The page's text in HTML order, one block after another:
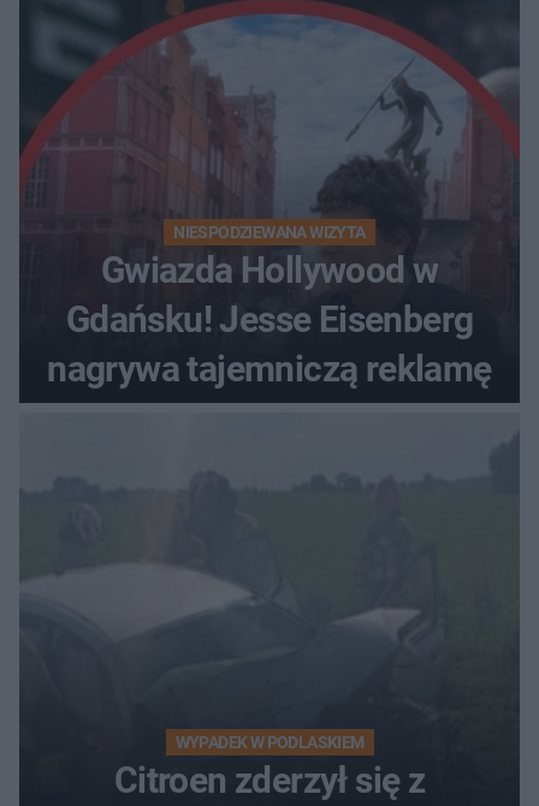
NIESPODZIEWANA WIZYTA
Gwiazda Hollywood w
Gdańsku! Jesse Eisenberg
nagrywa tajemniczą reklamę
WYPADEK W PODLASKIEM
Citroen zderzył się z